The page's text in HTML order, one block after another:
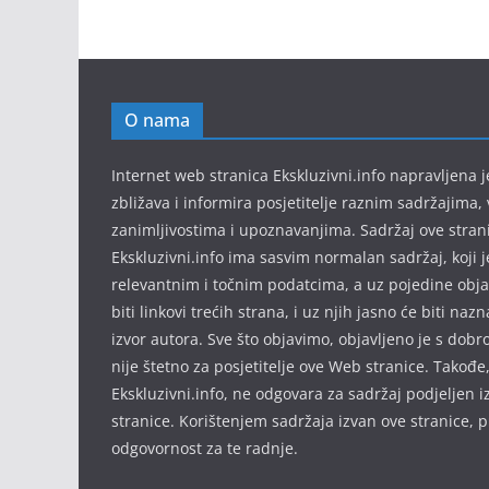
O nama
Internet web stranica Ekskluzivni.info napravljena
zbližava i informira posjetitelje raznim sadržajima,
zanimljivostima i upoznavanjima. Sadržaj ove
Ekskluzivni.info ima sasvim normalan sadržaj, koji
relevantnim i točnim podatcima, a uz pojedine
biti linkovi trećih strana, i uz njih jasno će biti
izvor autora. Sve što objavimo, objavljeno je s
nije štetno za posjetitelje ove Web stranice.
Ekskluzivni.info, ne odgovara za sadržaj podjeljen
stranice. Korištenjem sadržaja izvan ove stranice,
odgovornost za te radnje.